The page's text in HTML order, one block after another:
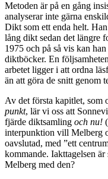
Metoden är på en gång
analyserar inte gärna
Dikt som ett enda helt.
lång dikt sedan det längre
1975 och på så vis kan
diktböcker. En
arbetet ligger i att ordna
än att göra de snitt genom
Av det första kapitlet, som
punkt, lär vi oss att
fjärde diktsamling och nu!
interpunktion vill Melberg
oavslutad, med ”ett
kommande. Iakttagelsen
Melberg med den?